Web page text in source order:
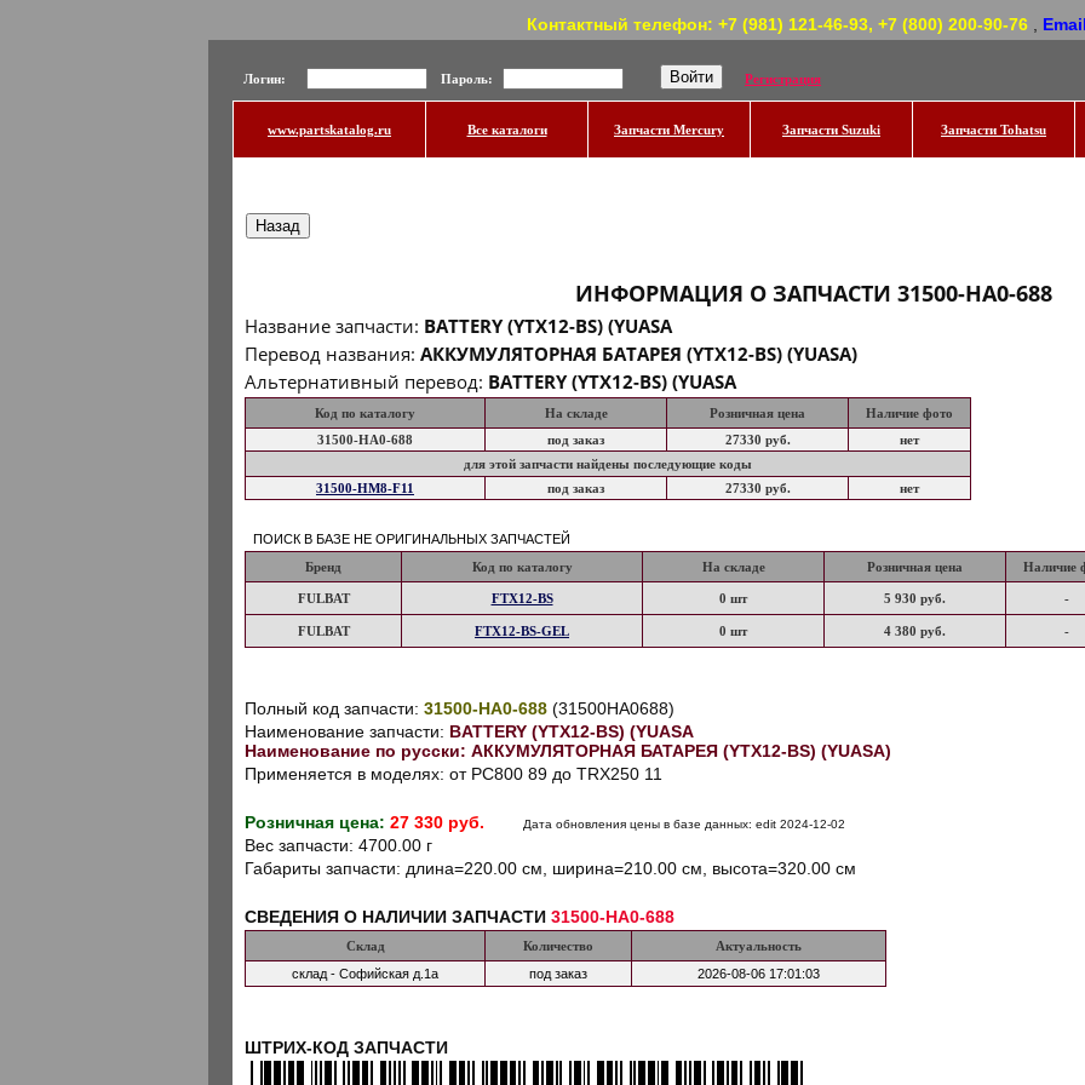
Контактный телефон: +7 (981) 121-46-93, +7 (800) 200-90-76
Логин: Пароль: Регистрация
www.partskatalog.ru Все каталоги Запчасти Mercury Запчасти Suzuki Запчасти Tohatsu
ИНФОРМАЦИЯ О ЗАПЧАСТИ 31500-HA0-688
Название запчасти: BATTERY (YTX12-BS) (YUASA
Перевод названия: АККУМУЛЯТОРНАЯ БАТАРЕЯ (YTX12-BS) (YUASA)
Альтернативный перевод: BATTERY (YTX12-BS) (YUASA
Код по каталогу На складе Розничная цена
Наличие фото
31500-HA0-688
под заказ 27330 руб.
нет
для этой запчасти найдены последующие коды
31500-HM8-F11
под заказ 27330 руб. нет
ПОИСК В БАЗЕ НЕ ОРИГИНАЛЬНЫХ ЗАПЧАСТЕЙ
Бренд
Код по каталогу На складе Розничная цена Наличие
FULBAT FTX12-BS 0 шт 5 930 руб. -
FULBAT FTX12-BS-GEL 0 шт 4 380 руб. -
Полный код запчасти: 31500-HA0-688 (31500HA0688)
Наименование запчасти: BATTERY (YTX12-BS) (YUASA
Наименование по русски: АККУМУЛЯТОРНАЯ БАТАРЕЯ (YTX12-BS) (YUASA)
Применяется в моделях: от PC800 89 до TRX250 11
Розничная цена: 27 330 руб. Дата обновления цены в базе данных: edit 2024-12-02
Вес запчасти: 4700.00 г
Габариты запчасти: длина=220.00 см, ширина=210.00 см, высота=320.00 см
СВЕДЕНИЯ О НАЛИЧИИ ЗАПЧАСТИ 31500-HA0-688
Склад Количество
Актуальность
склад - Софийская д.1а
под заказ 2026-08-06 17:01:03
ШТРИХ-КОД ЗАПЧАСТИ